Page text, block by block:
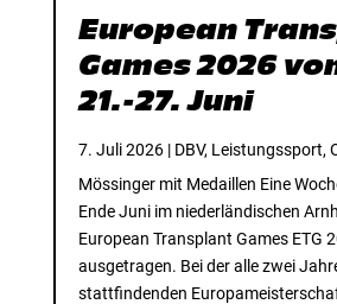
European
Games 2026
21.-27. Juni
7. Juli 2026| DBV, Leistungssport,
Mössinger mit Medaillen Eine
Ende Juni im niederländischen
European Transplant Games ETG
ausgetragen. Bei der alle zwei
stattfindenden